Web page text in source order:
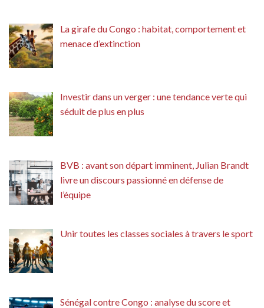
La girafe du Congo : habitat, comportement et
menace d’extinction
Investir dans un verger : une tendance verte qui
séduit de plus en plus
BVB : avant son départ imminent, Julian Brandt
livre un discours passionné en défense de
l’équipe
Unir toutes les classes sociales à travers le sport
Sénégal contre Congo : analyse du score et